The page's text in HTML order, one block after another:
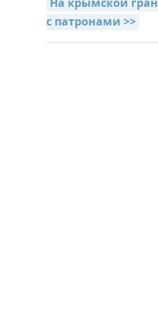
На крымской
с патронами >>